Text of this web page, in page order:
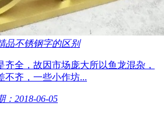
品不锈钢字的区别
齐全，故因市场庞大所以鱼龙混杂，
不齐，一些小作坊...
：2018-06-05